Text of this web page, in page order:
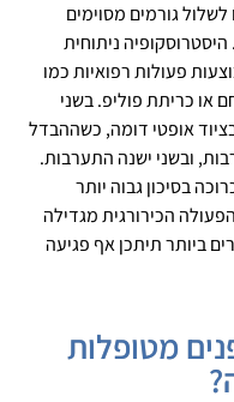
גורמים מסוימים
ניתוחית
פעולות רפואיות כמו
או כריתת פוליפ. בשני
אופטי דומה, כשההבדל
ובשני ישנה התערבות.
בסיכון גבוה יותר
הכירורגית מגדילה
ביותר תיתכן אף פגיעה
מטופלות